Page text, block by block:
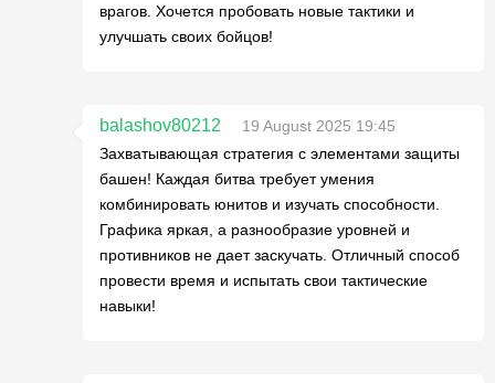
врагов. Хочется пробовать новые тактики и
улучшать своих бойцов!
balashov80212
19 August 2025 19:45
Захватывающая стратегия с элементами защиты
башен! Каждая битва требует умения
комбинировать юнитов и изучать способности.
Графика яркая, а разнообразие уровней и
противников не дает заскучать. Отличный способ
провести время и испытать свои тактические
навыки!